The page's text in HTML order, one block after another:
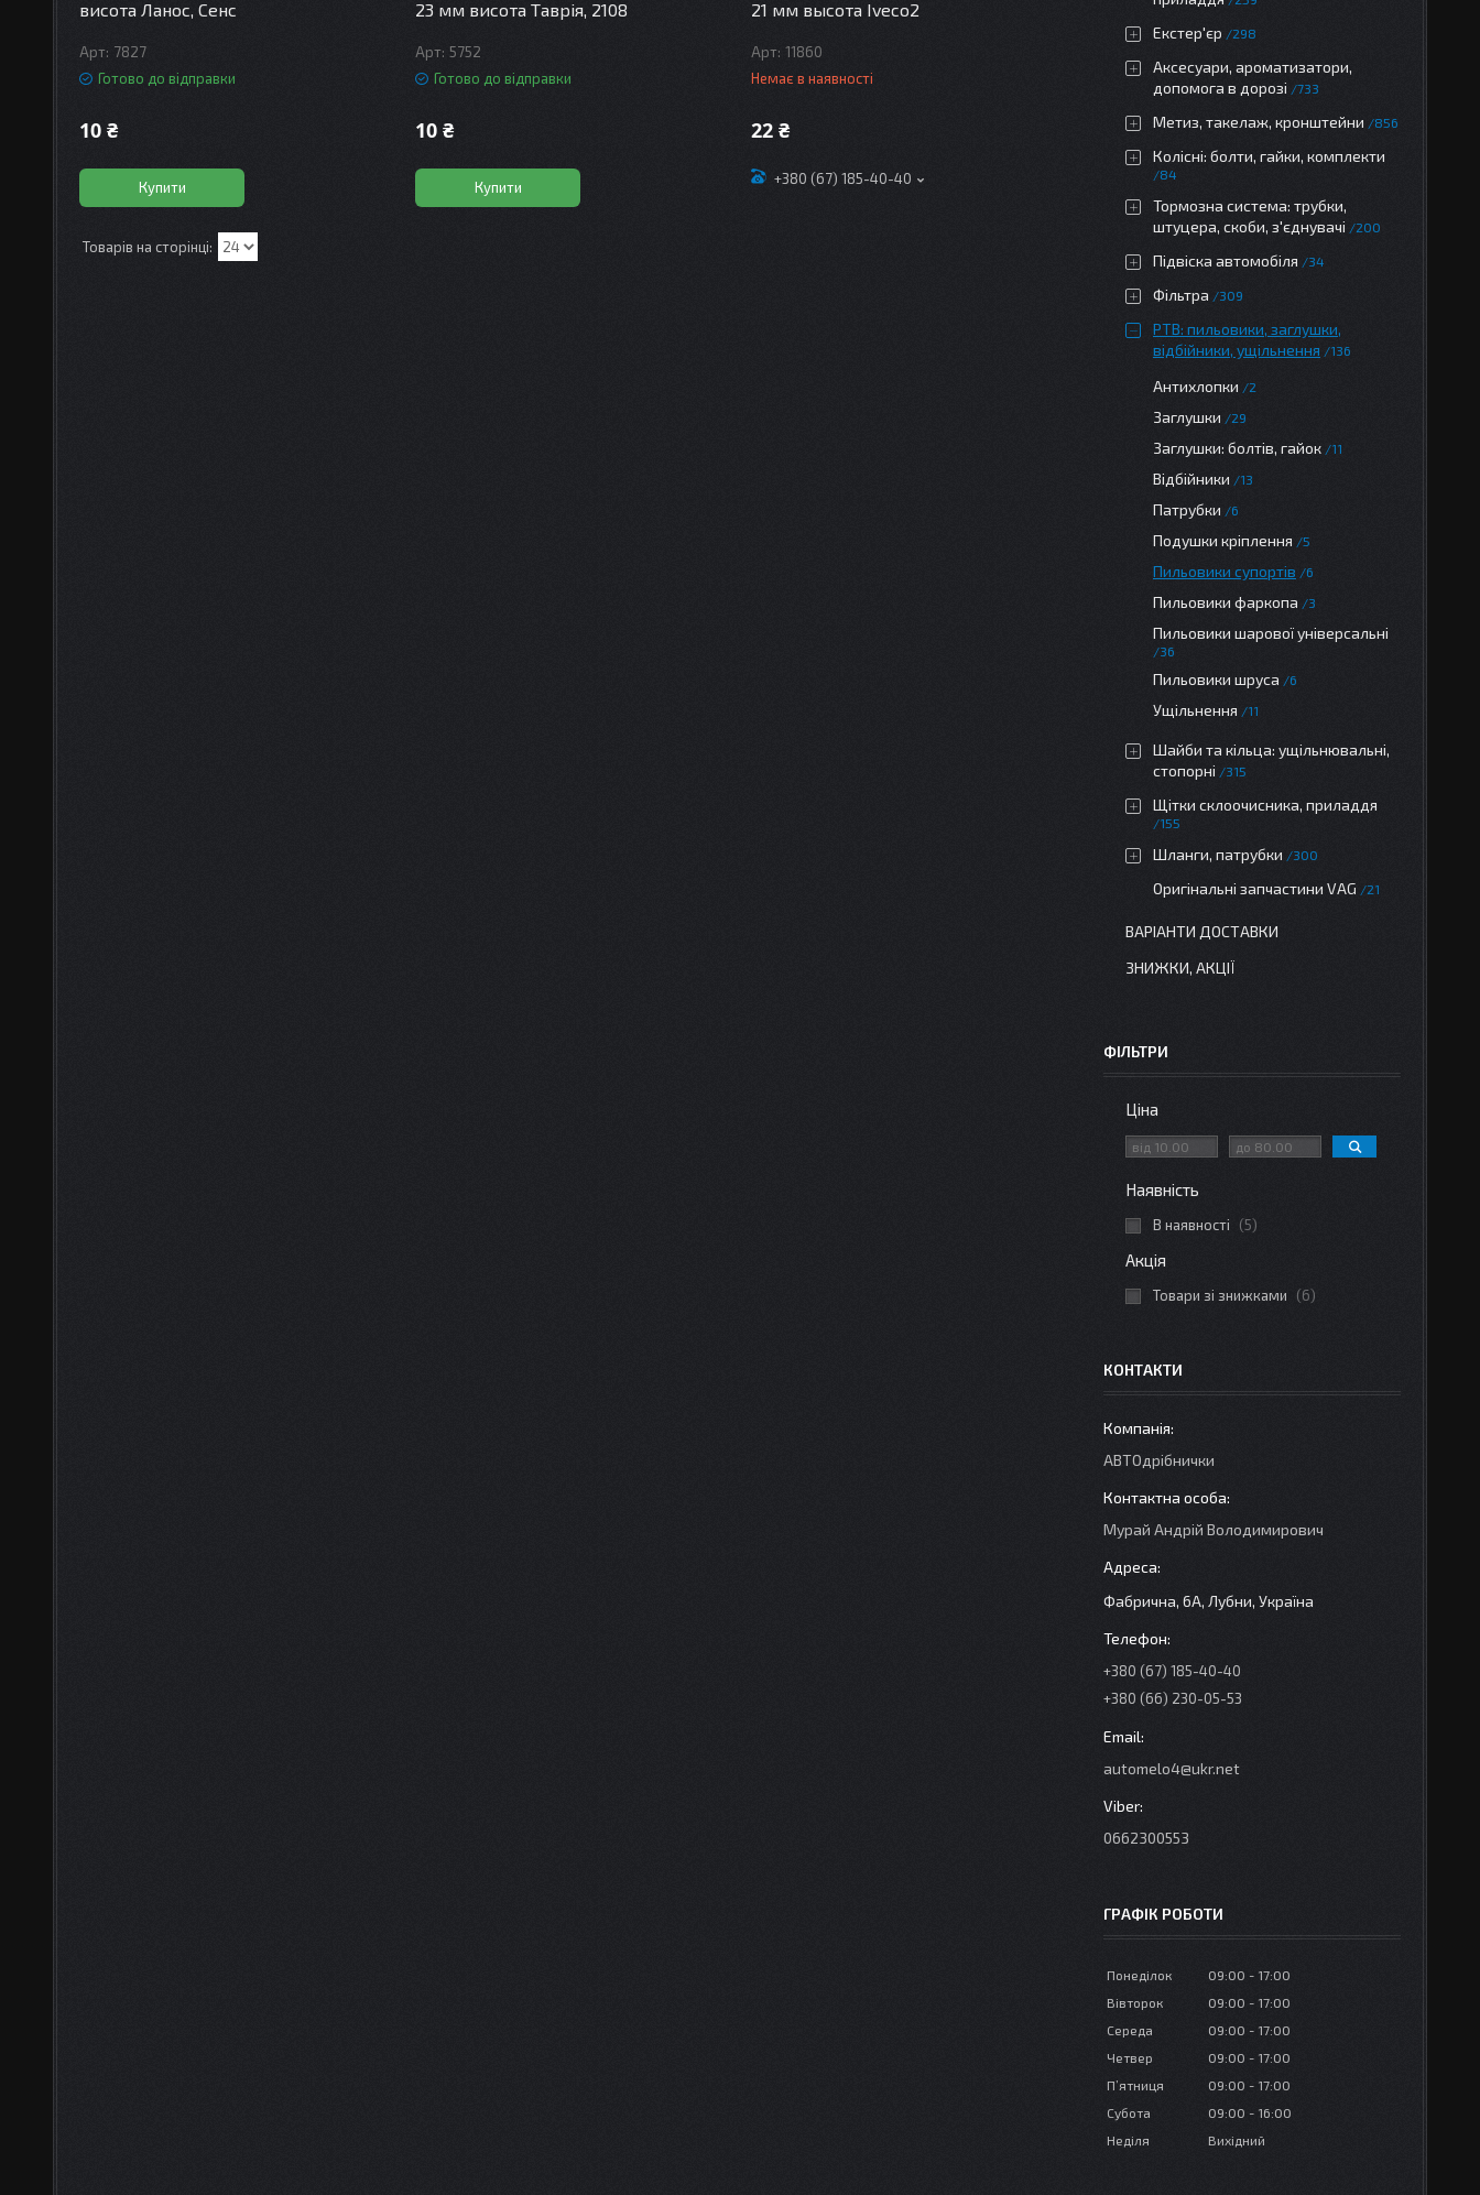
висота Ланос, Сенс
7827
Готово до відправки
10 ₴
Купити
23 мм висота Таврія, 2108
5752
Готово до відправки
10 ₴
Купити
21 мм высота Iveco2
11860
Немає в наявності
22 ₴
+380 (67) 185-40-40
Екстер'єр 298
Аксесуари, ароматизатори,
допомога в дорозі
733
Метиз, такелаж, кронштейни 856
Колісні: болти, гайки, комплекти
84
Тормозна система: трубки,
штуцера, скоби, з'єднувачі
200
Підвіска автомобіля 34
Фільтра 309
РТВ: пильовики, заглушки,
відбійники, ущільнення
136
Антихлопки 2
Заглушки 29
Заглушки: болтів, гайок 11
Відбійники 13
Патрубки 6
Подушки кріплення 5
Пильовики супортів 6
Пильовики фаркопа 3
Пильовики шарової універсальні
36
Пильовики шруса 6
Ущільнення 11
Шайби та кільца: ущільнювальні,
стопорні
315
Щітки склоочисника, приладдя
155
Шланги, патрубки 300
Оригінальні запчастини VAG 21
ВАРІАНТИ ДОСТАВКИ
ЗНИЖКИ, АКЦІЇ
ФІЛЬТРИ
Ціна
Наявність
В наявності 5
Акція
Товари зі знижками 6
КОНТАКТИ
АВТОдрібнички
Мурай Андрій Володимирович
Фабрична, 6А, Лубни, Україна
+380 (67) 185-40-40
+380 (66) 230-05-53
automelo4@ukr.net
0662300553
ГРАФІК РОБОТИ
Понеділок 09:00
17:00
Вівторок
09:00
17:00
Середа
09:00
17:00
Четвер
09:00
17:00
Пʼятниця
09:00
17:00
Субота
09:00
16:00
Неділя
Вихідний